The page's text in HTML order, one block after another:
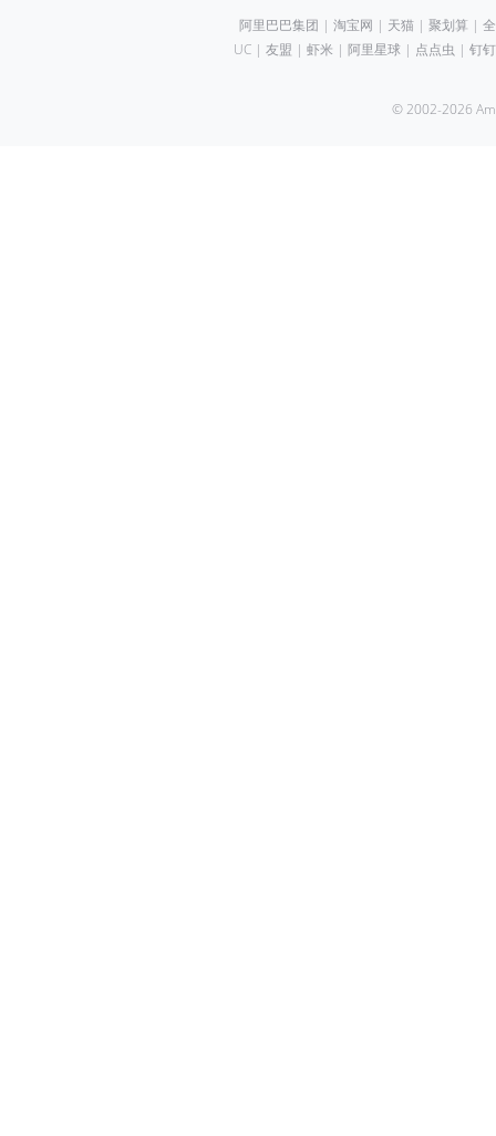
阿里巴巴集团 | 淘宝网 | 天猫| 聚划算 |
UC| 友盟 | 虾米 | 阿里星球| 点点虫 | 钉钉
© 2002-2026